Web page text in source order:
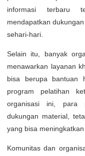
informasi terbaru
mendapatkan
sehari-hari.
Selain itu, banyak
menawarkan layanan
bisa berupa bantuan
program pelatihan
organisasi ini, para
dukungan material,
yang bisa
Komunitas dan